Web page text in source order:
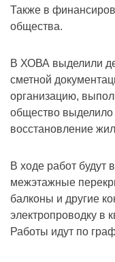
Также в
общества.
В ХОВА выделили
сметной
организацию,
общество выделило
восстановление
В ходе работ будут
межэтажные
балконы и другие
электропроводку в
Работы идут по